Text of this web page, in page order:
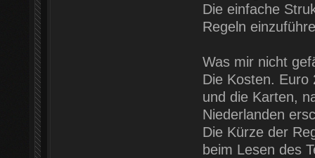
Die einfache
Regeln
Was mir nicht
Die Kosten. Euro
und die Karten,
Niederlanden
Die Kürze der
beim Lesen des